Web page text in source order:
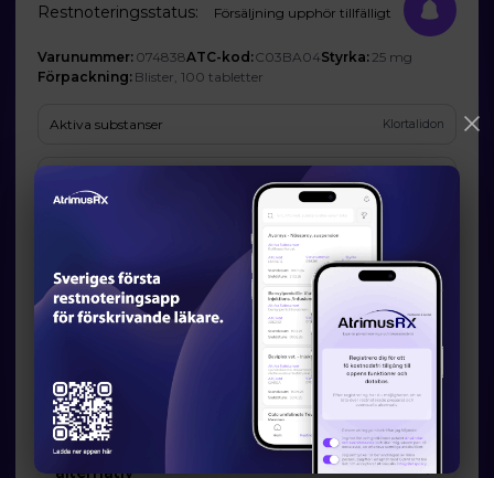
Restnoteringsstatus: Försäljning upphör tillfälligt
Varunummer: 074838ATC-kod:C03BA04Styrka: 25 mg
Förpackning: Blister, 100 tabletter
Aktiva substanser Klortalidon
Prognos och förväntad tillgänglighet
Slutdatum:-
Orsak till restsituation
Företaget har inte godkänt att Läkemedelsverket publicerar den
angivna orsaken.
Läkemedelsverkets information om möjliga
alternativ